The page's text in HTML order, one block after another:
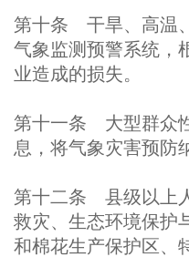
第十条 干旱、高温
气象监测预警系统，
业造成的损失。
第十一条 大型群众
息，将气象灾害预防
第十二条 县级以上
救灾、生态环境保护
和棉花生产保护区、